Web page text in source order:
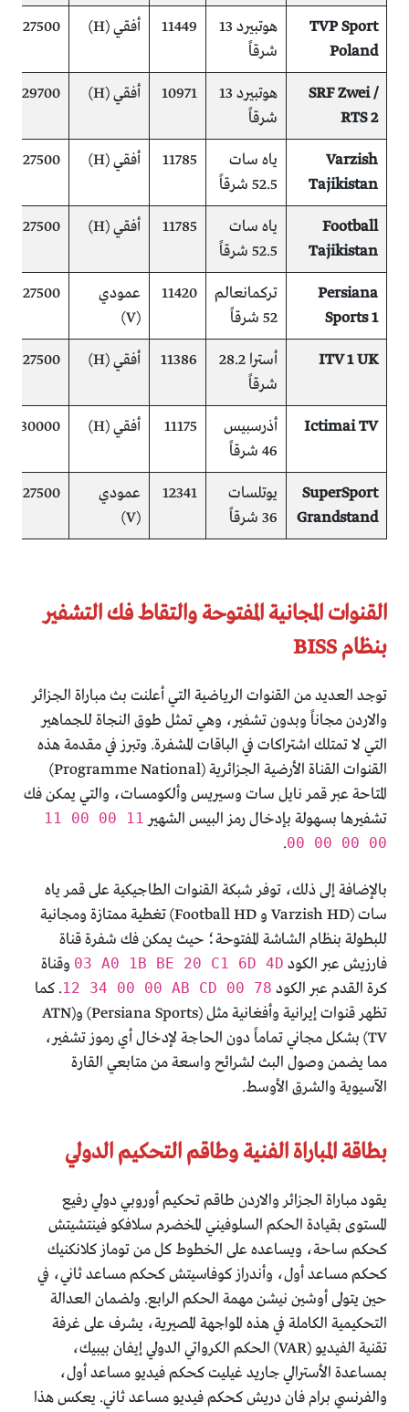
TVP Sport
Poland
هوتبيرد 13
شرقاً
11449 أفقي (H) 27500
SRF Zwei /
RTS 2
هوتبيرد 13
شرقاً
10971 أفقي (H) 29700
Varzish
Tajikistan
ياه سات
52.5 شرقاً
11785 أفقي (H) 27500
Football
Tajikistan
ياه سات
52.5 شرقاً
11785 أفقي (H) 27500
Persiana
Sports 1
تركمانعالم
52 شرقاً
11420
عمودي
(V)
27500
ITV 1 UK
أسترا 28.2
شرقاً
11386 أفقي (H) 27500
Ictimai TV
أذرسبيس
46 شرقاً
11175 أفقي (H) 30000
SuperSport
Grandstand
يوتلسات
36 شرقاً
12341
عمودي
(V)
27500
القنوات المجانية المفتوحة والتقاط فك التشفير
بنظام BISS
توجد العديد من القنوات الرياضية التي أعلنت بث مباراة الجزائر
والاردن مجاناً وبدون تشفير، وهي تمثل طوق النجاة للجماهير
التي لا تمتلك اشتراكات في الباقات المشفرة. وتبرز في مقدمة هذه
القنوات القناة الأرضية الجزائرية (Programme National)
المتاحة عبر قمر نايل سات وسيريس وألكومسات، والتي يمكن فك
تشفيرها بسهولة بإدخال رمز البيس الشهير 11 00 00 11
00 00 00 00
.
بالإضافة إلى ذلك، توفر شبكة القنوات الطاجيكية على قمر ياه
سات (Varzish HD و Football HD) تغطية ممتازة ومجانية
للبطولة بنظام الشاشة المفتوحة؛ حيث يمكن فك شفرة قناة
فارزيش عبر الكود 03 A0 1B BE 20 C1 6D 4D وقناة
كرة القدم عبر الكود 12 34 00 00 AB CD 00 78. كما
تظهر قنوات إيرانية وأفغانية مثل (Persiana Sports) و(ATN
TV) بشكل مجاني تماماً دون الحاجة لإدخال أي رموز تشفير،
مما يضمن وصول البث لشرائح واسعة من متابعي القارة
الآسيوية والشرق الأوسط.
بطاقة المباراة الفنية وطاقم التحكيم الدولي
يقود مباراة الجزائر والاردن طاقم تحكيم أوروبي دولي رفيع
المستوى بقيادة الحكم السلوفيني المخضرم سلافكو فينتشيتش
كحكم ساحة، ويساعده على الخطوط كل من توماز كلانكنيك
كحكم مساعد أول، وأندراز كوفاسيتش كحكم مساعد ثاني، في
حين يتولى أوشين نيشن مهمة الحكم الرابع. ولضمان العدالة
التحكيمية الكاملة في هذه المواجهة المصيرية، يشرف على غرفة
تقنية الفيديو (VAR) الحكم الكرواتي الدولي إيفان بيبيك،
بمساعدة الأسترالي جاريد غيليت كحكم فيديو مساعد أول،
والفرنسي برام فان دريش كحكم فيديو مساعد ثاني. يعكس هذا